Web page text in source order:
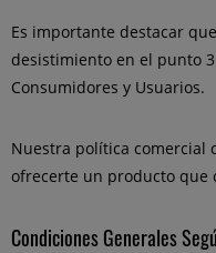
Es importante destacar
desistimiento en el punto
Consumidores y Usuarios.
Nuestra política comercial
ofrecerte un producto que
Condiciones Generales